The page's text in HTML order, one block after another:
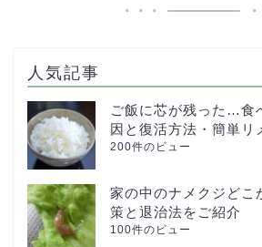
人気記事
ご飯に芯が残った…食
因と復活方法・簡単リ
200件のビュー
家の中のナメクジどこ
策と退治法をご紹介
100件のビュー